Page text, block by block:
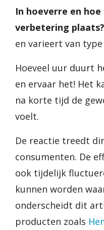
In hoeverre en
verbetering plaats?
en varieert van
Hoeveel uur duurt
en ervaar het! Het
na korte tijd de
voelt.
De reactie treedt
consumenten. De
ook tijdelijk
kunnen worden
onderscheidt dit
producten zoals